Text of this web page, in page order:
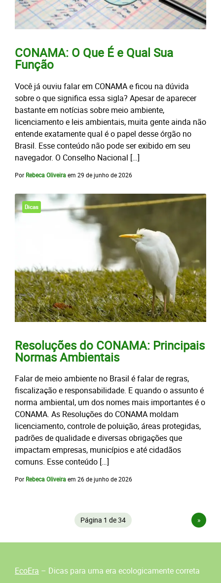
CONAMA: O Que É e Qual Sua
Função
Você já ouviu falar em CONAMA e ficou na dúvida
sobre o que significa essa sigla? Apesar de aparecer
bastante em notícias sobre meio ambiente,
licenciamento e leis ambientais, muita gente ainda não
entende exatamente qual é o papel desse órgão no
Brasil. Esse conteúdo não pode ser exibido em seu
navegador. O Conselho Nacional […]
Por Rebeca Oliveiraem 29 de junho de 2026
Dicas
Resoluções do CONAMA: Principais
Normas Ambientais
Falar de meio ambiente no Brasil é falar de regras,
fiscalização e responsabilidade. E quando o assunto é
norma ambiental, um dos nomes mais importantes é o
CONAMA. As Resoluções do CONAMA moldam
licenciamento, controle de poluição, áreas protegidas,
padrões de qualidade e diversas obrigações que
impactam empresas, municípios e até cidadãos
comuns. Esse conteúdo […]
Por Rebeca Oliveiraem 26 de junho de 2026
Página 1 de 34 »
EcoEra – Dicas para uma era ecologicamente correta